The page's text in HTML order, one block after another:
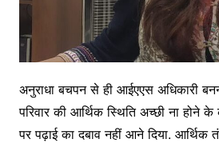
अनुराधा बचपन से ही आईएएस अधिकारी
परिवार की आर्थिक स्थिति अच्छी ना होने के
पर पढ़ाई का दबाव नहीं आने दिया. आर्थिक